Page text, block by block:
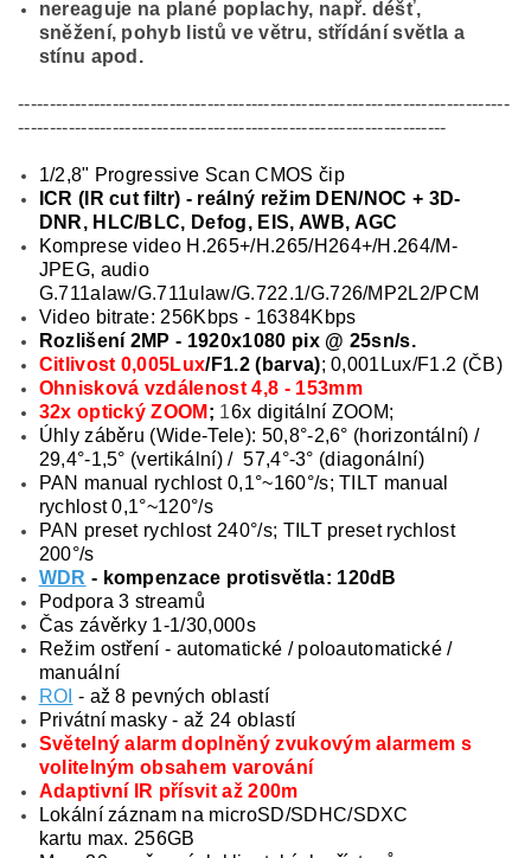
nereaguje na plané poplachy, např. déšť,
sněžení, pohyb listů ve větru, střídání světla a
stínu apod.
------------------------------------------------------------------------------
--------------------------------------------------------------------
1/2,8" Progressive Scan CMOS čip
ICR (IR cut filtr) - reálný režim DEN/NOC + 3D-
DNR, HLC/BLC, Defog, EIS, AWB, AGC
Komprese video H.265+/H.265/H264+/H.264/M-
JPEG, audio
G.711alaw/G.711ulaw/G.722.1/G.726/MP2L2/PCM
Video bitrate: 256Kbps - 16384Kbps
Rozlišení 2MP - 1920x1080 pix @ 25sn/s.
Citlivost 0,005Lux/F1.2 (barva); 0,001Lux/F1.2 (ČB)
Ohnisková vzdálenost 4,8 - 153mm
32x optický ZOOM ; 16x digitální ZOOM;
Úhly záběru (Wide-Tele): 50,8°-2,6° (horizontální) /
29,4°-1,5° (vertikální) / 57,4°-3° (diagonální)
PAN manual rychlost 0,1°~160°/s; TILT manual
rychlost 0,1°~120°/s
PAN preset rychlost 240°/s; TILT preset rychlost
200°/s
WDR - kompenzace protisvětla: 120dB
Podpora 3 streamů
Čas závěrky 1-1/30,000s
Režim ostření - automatické / poloautomatické /
manuální
ROI - až 8 pevných oblastí
Privátní masky - až 24 oblastí
Světelný alarm doplněný zvukovým alarmem s
volitelným obsahem varování
Adaptivní IR přísvit až 200m
Lokální záznam na microSD/SDHC/SDXC
kartu max. 256GB